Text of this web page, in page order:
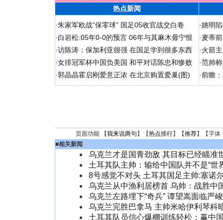
热点新闻
·朱家军欧战“保零球” 国足05收官战交白卷
·白岩松:05年0-0的预言 06年与其麻木毋宁恨
·访陈涛：保加利亚很强 在国足学到很多东西
·女排冠军杯中国负美国 和平对话陈忠和惨败
·郭晶晶霍启刚爱意正浓 在北京购置爱巢(图)
·姚明
·麦蒂
·火箭
·范帅
·前瞻
页面功能 【我来说两句 】【热点排行】【推荐】【字体
■相关新闻
乌克兰才是国青劲敌 其目标已经瞄准
土耳其队主帅：输给中国队并不是“世
8号感觉不对头 土耳其国足主帅:塞诺
乌克兰从中渔利居榜首 乌帅：战胜中
乌克兰左路埋下“奇兵” 谭望嵩面临严
乌克兰完胜巴拿马 主帅米哈伊利琴科
土耳其队员信心爆棚训练轻松：赢中